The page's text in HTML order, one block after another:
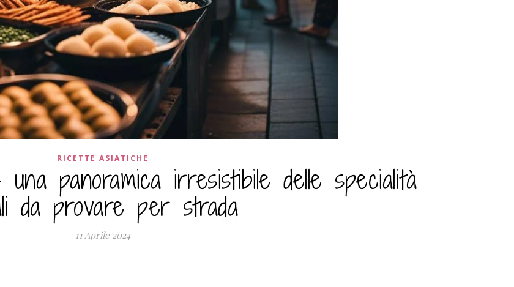
RICETTE ASIATICHE
panoramica irresistibile delle specialità
da provare per strada
11 Aprile 2024